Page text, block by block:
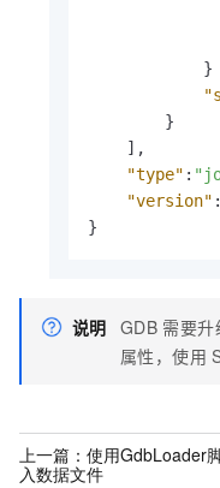
}
}
] ,
"type" :
"version" :
}
说明 GDB 需要升
属性，使用
上一篇： 使用GdbLoader
入数据文件